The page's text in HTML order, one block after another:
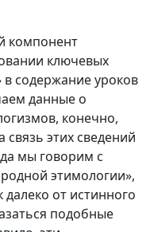
компонент
ключевых
содержание уроков
данные о
конечно,
этих сведений
мы говорим с
этимологии»,
от истинного
подобные